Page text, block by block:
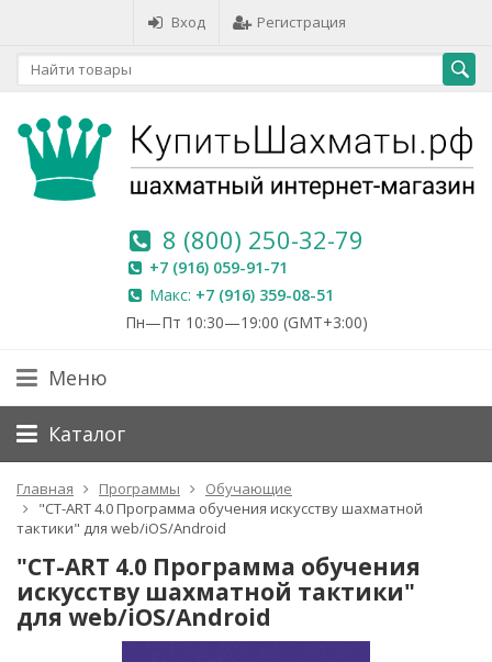
Вход Регистрация
8 (800) 250-32-79
+7 (916) 059-91-71
Макс: +7 (916) 359-08-51
Пн—Пт 10:30—19:00 (GMT+3:00)
Меню
Каталог
Главная Программы
Обучающие
"CT-ART 4.0 Программа обучения искусству шахматной
тактики" для web/iOS/Android
"CT-ART 4.0 Программа обучения
искусству шахматной тактики"
для web/iOS/Android